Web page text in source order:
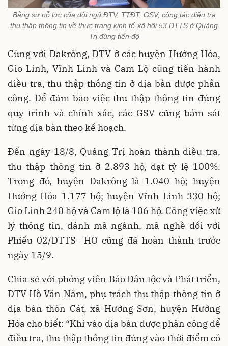
Bằng sự nỗ lực của đội ngũ ĐTV, TTĐT, GSV, công tác điều tra
thu thập thông tin về thực trạng kinh tế-xã hội 53 DTTS ở Quảng
Trị đúng tiến độ
Cùng với Đakrông, ĐTV ở các huyện Hướng Hóa,
Gio Linh, Vĩnh Linh và Cam Lộ cũng tiến hành
điều tra, thu thập thông tin ở địa bàn được phân
công. Để đảm bảo việc thu thập thông tin đúng
quy trình và chính xác, các GSV cũng bám sát
từng địa bàn theo kế hoạch.
Đến ngày 18/8, Quảng Trị hoàn thành điều tra,
thu thập thông tin ở 2.893 hộ, đạt tỷ lệ 100%.
Trong đó, huyện Đakrông là 1.040 hộ; huyện
Hướng Hóa 1.177 hộ; huyện Vĩnh Linh 330 hộ;
Gio Linh 240 hộ và Cam lộ là 106 hộ. Công việc xử
lý thông tin, đánh mã ngành, mã nghề đối với
Phiếu 02/DTTS- HO cũng đã hoàn thành trước
ngày 15/9.
Chia sẻ với phóng viên Báo Dân tộc và Phát triển,
ĐTV Hồ Văn Năm, phụ trách thu thập thông tin ở
địa bàn thôn Cát, xã Hướng Sơn, huyện Hướng
Hóa cho biết: “Khi vào địa bàn được phân công để
điều tra, thu thập thông tin đúng vào thời điểm có